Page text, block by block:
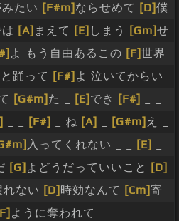
たい [F#m] ならせめて [D]僕
[A] まえて [E] しまう [Gm]せ
よ もう自由あるこの [F]世界
踊って [F#] よ 泣いてからい
[G#m] た _ [E] でき [F#]
[F#] _ ね [A] [G#m] え _
入ってくれない _ _ [E]
[G] よどうだっていいこと
[D]
れない [D] 時効なんて [Cm]寄
ように奪われて